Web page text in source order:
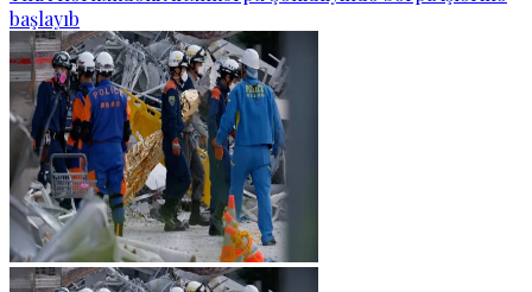
başlayıb